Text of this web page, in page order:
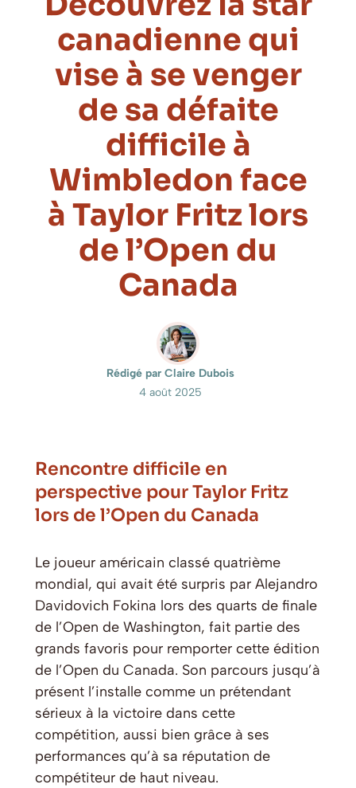
canadienne qui
vise à se venger
de sa défaite
difficile à
Wimbledon face
à Taylor Fritz lors
de l’Open du
Canada
Rédigé par Claire Dubois
4 août 2025
Rencontre difficile en
perspective pour Taylor Fritz
lors de l’Open du Canada
Le joueur américain classé quatrième
mondial, qui avait été surpris par Alejandro
Davidovich Fokina lors des quarts de finale
de l’Open de Washington, fait partie des
grands favoris pour remporter cette édition
de l’Open du Canada. Son parcours jusqu’à
présent l’installe comme un prétendant
sérieux à la victoire dans cette
compétition, aussi bien grâce à ses
performances qu’à sa réputation de
compétiteur de haut niveau.